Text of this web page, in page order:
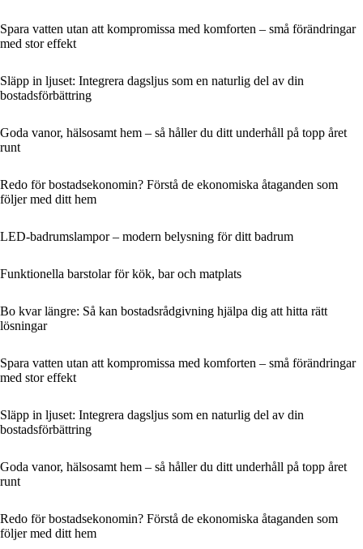
Spara vatten utan att kompromissa med komforten – små förändringar
med stor effekt
Släpp in ljuset: Integrera dagsljus som en naturlig del av din
bostadsförbättring
Goda vanor, hälsosamt hem – så håller du ditt underhåll på topp året
runt
Redo för bostadsekonomin? Förstå de ekonomiska åtaganden som
följer med ditt hem
LED-badrumslampor – modern belysning för ditt badrum
Funktionella barstolar för kök, bar och matplats
Bo kvar längre: Så kan bostadsrådgivning hjälpa dig att hitta rätt
lösningar
Spara vatten utan att kompromissa med komforten – små förändringar
med stor effekt
Släpp in ljuset: Integrera dagsljus som en naturlig del av din
bostadsförbättring
Goda vanor, hälsosamt hem – så håller du ditt underhåll på topp året
runt
Redo för bostadsekonomin? Förstå de ekonomiska åtaganden som
följer med ditt hem